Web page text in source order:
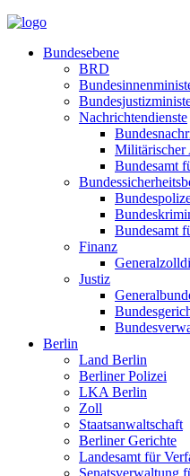
Bundesebene
BRD
Nachrichtendienste
Militärischer
Bundesamt
Bundesamt
Finanz
Justiz
Berlin
Land Berlin
Berliner Polizei
LKA Berlin
Zoll
Staatsanwaltschaft
Berliner Gerichte
Landesamt für
Senatsverwaltung